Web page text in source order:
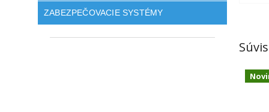
ZABEZPEČOVACIE SYSTÉMY